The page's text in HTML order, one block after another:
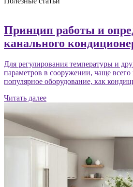
Принцип работы и
канального
Для регулирования температуры и
параметров в сооружении, чаще всего
популярное оборудование, как
Читать далее